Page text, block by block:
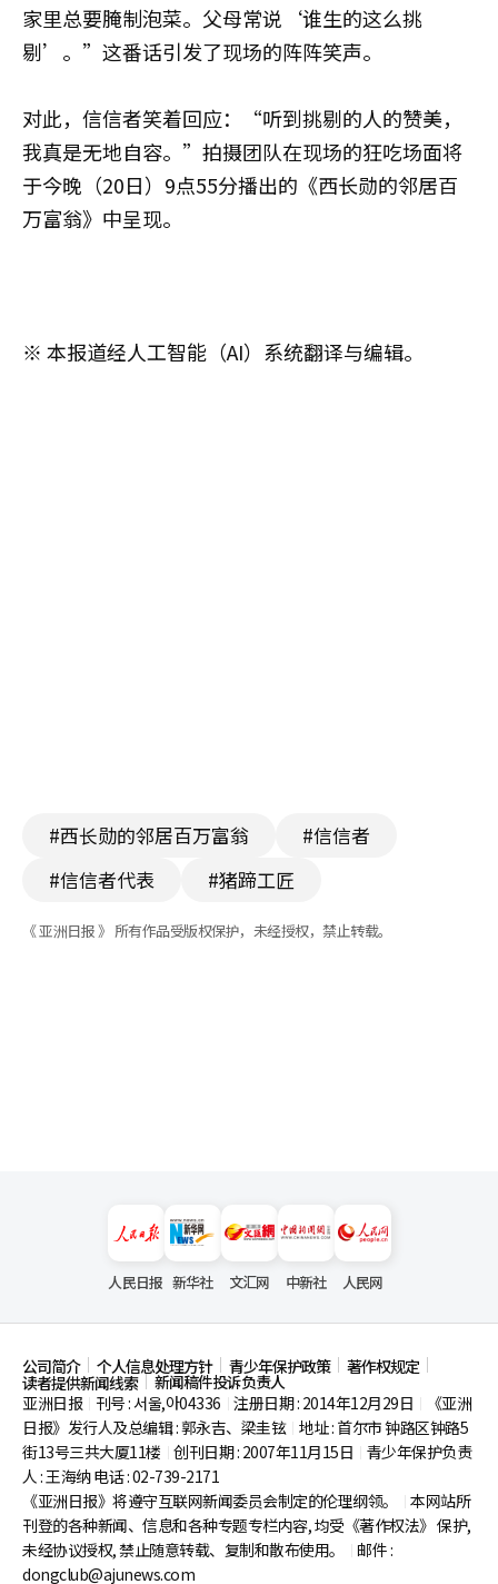
家里总要腌制泡菜。父母常说‘谁生的这么挑
剔’。”这番话引发了现场的阵阵笑声。
对此，信信者笑着回应：“听到挑剔的人的赞美，
我真是无地自容。”拍摄团队在现场的狂吃场面将
于今晚（20日）9点55分播出的《西长勋的邻居百
万富翁》中呈现。
※ 本报道经人工智能（AI）系统翻译与编辑。
#西长勋的邻居百万富翁
#信信者
#信信者代表
#猪蹄工匠
《 亚洲日报 》 所有作品受版权保护，未经授权，禁止转载。
人民日报 新华社 文汇网 中新社 人民网
公司简介 个人信息处理方针 青少年保护政策 著作权规定
读者提供新闻线索
新闻稿件投诉负责人
亚洲日报
刊号 : 서울,아04336 注册日期 : 2014年12月29日
《亚洲
日报》发行人及总编辑 : 郭永吉、梁圭铉 地址 : 首尔市钟路区钟路5
街13号三共大厦11楼 创刊日期 : 2007年11月15日
青少年保护负责
人 : 王海纳 电话 : 02-739-2171
《亚洲日报》将遵守互联网新闻委员会制定的伦理纲领。
本网站所
刊登的各种新闻、信息和各种专题专栏内容, 均受《著作权法》 保护,
未经协议授权, 禁止随意转载、复制和散布使用。
邮件 :
dongclub@ajunews.com